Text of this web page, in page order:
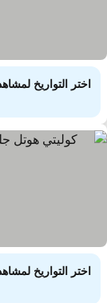
اختر التواريخ
اختر التواريخ